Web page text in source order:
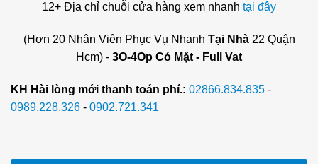
12+ Địa chỉ chuỗi cửa hàng xem nhanh tại đây
(Hơn 20 Nhân Viên Phục Vụ Nhanh Tại Nhà22 Quận
Hcm) - 3O-4Op Có Mặt - Full Vat
KH Hài lòng mới thanh toán phí.: 02866.834.835 -
0989.228.326 - 0902.721.341